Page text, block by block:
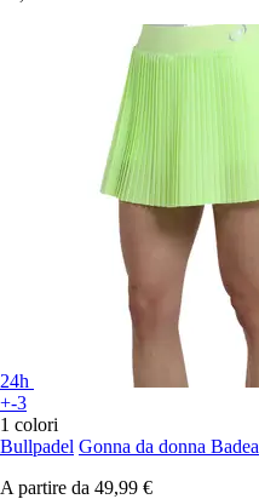
24h
+-3
1 colori
Bullpadel Gonna da donna Badea
A partire da 49,99 €